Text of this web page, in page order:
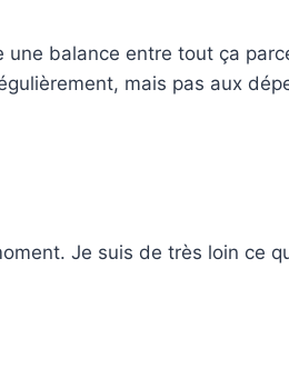
balance entre tout ça
mais pas aux
Je suis de très loin ce